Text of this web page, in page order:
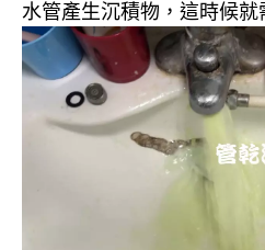
水管產生沉積物，這時候